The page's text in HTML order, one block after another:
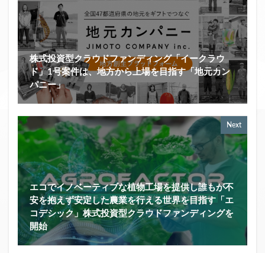
株式投資型クラウドファンディング「イークラウ
ド」1号案件は、地方から上場を目指す「地元カン
パニー」
Next
エコでイノベーティブな植物工場を提供し誰もが不
安を抱えず安定した農業を行える世界を目指す「エ
コデシック」株式投資型クラウドファンディングを
開始